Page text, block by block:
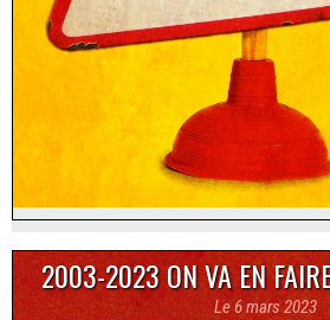
2003-2023 ON VA EN
Le 6 mars 2023